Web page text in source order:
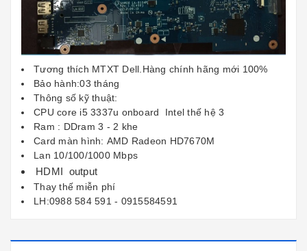
Tương thích MTXT Dell.Hàng chính hãng mới 100%
Bảo hành:03 tháng
Thông số kỹ thuật:
CPU core i5 3337u onboard Intel thế hệ 3
Ram : DDram 3 - 2 khe
Card màn hình: AMD Radeon HD7670M
Lan 10/100/1000 Mbps
HDMI output
Thay thế miễn phí
LH:0988 584 591 - 0915584591